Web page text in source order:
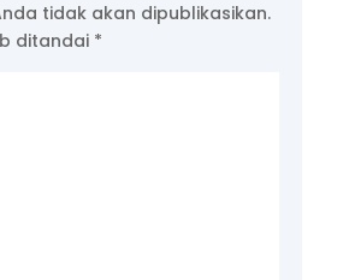
tidak akan dipublikasikan.
ditandai *